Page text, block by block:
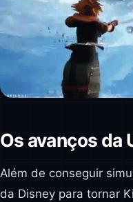
Os avanços da
Além de conseguir
da Disney para tornar